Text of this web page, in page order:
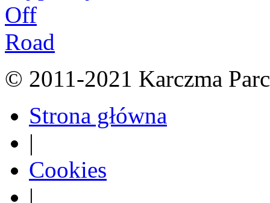
© 2011-2021 Karczma
Strona główna
|
Cookies
|